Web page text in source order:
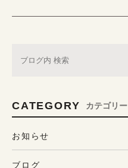
CATEGORY カテゴリー
お知らせ
ブログ